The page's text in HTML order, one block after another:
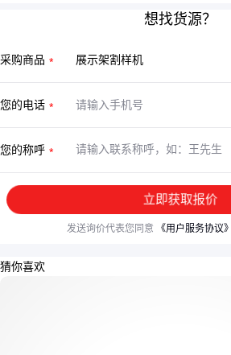
想找货源？
采购商品
您的电话
您的称呼
立即获取报价
发送询价代表您同意 《用户服务协议》
猜你喜欢